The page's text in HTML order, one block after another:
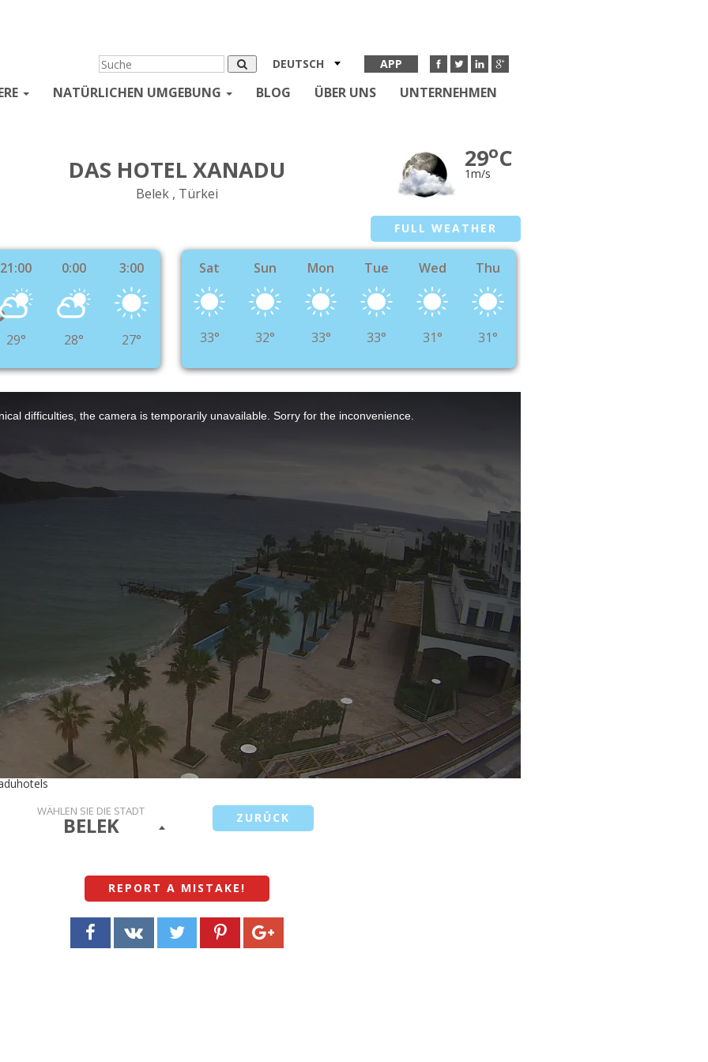
APP
DEUTSCH
NATÜRLICHEN UMGEBUNG BLOG ÜBER UNS UNTERNEHMEN
DAS HOTEL XANADU
Belek , Türkei
29oC
1m/s
FULL WEATHER
21:00
29°
0:00
28°
3:00
27°
Sat
33°
Sun
32°
Mon
33°
Tue
33°
Wed
31°
Thu
31°
difficulties, the camera is temporarily unavailable. Sorry for the inconvenience.
WÄHLEN SIE DIE STADT
BELEK ZURÜCK
REPORT A MISTAKE !